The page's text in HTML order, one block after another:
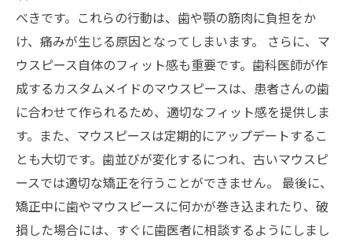
べきです。これらの行動は、歯や顎の筋肉に負担をか
け、痛みが生じる原因となってしまいます。 さらに、マ
ウスピース自体のフィット感も重要です。歯科医師が作
成するカスタムメイドのマウスピースは、患者さんの歯
に合わせて作られるため、適切なフィット感を提供しま
す。また、マウスピースは定期的にアップデートするこ
とも大切です。歯並びが変化するにつれ、古いマウスピ
ースでは適切な矯正を行うことができません。 最後に、
矯正中に歯やマウスピースに何かが巻き込まれたり、破
損した場合には、すぐに歯医者に相談するようにしまし